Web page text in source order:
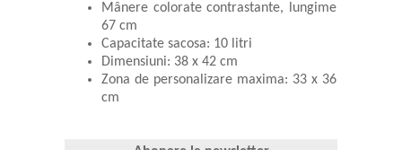
Mânere colorate contrastante, lungime
67 cm
Capacitate sacosa: 10 litri
Dimensiuni: 38 x 42 cm
Zona de personalizare maxima: 33 x 36
cm
Abonare la newsletter